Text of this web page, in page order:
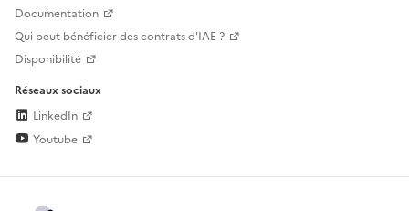
Documentation
Qui peut bénéficier des contrats d'IAE ?
Disponibilité
Réseaux sociaux
LinkedIn
Youtube